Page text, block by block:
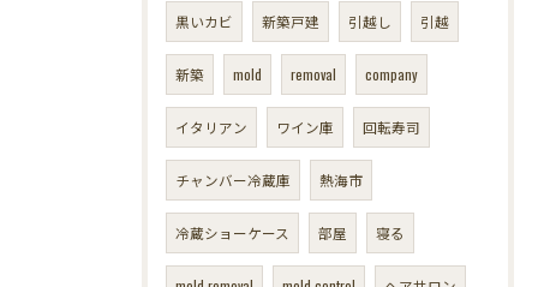
黒いカビ 新築戸建 引越し 引越
新築 mold removal company
イタリアン ワイン庫 回転寿司
チャンバー冷蔵庫 熱海市
冷蔵ショーケース 部屋 寝る